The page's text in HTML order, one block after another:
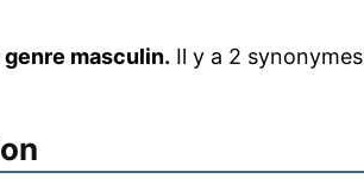
masculin. Il y a 2 synonymes